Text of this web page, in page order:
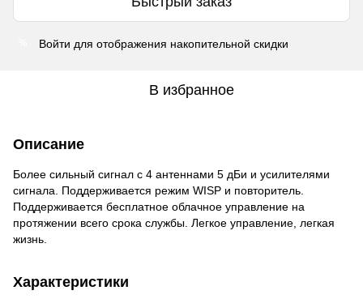
Войти для отображения накопительной скидки
В избранное
Описание
Более сильный сигнал с 4 антеннами 5 дБи и усилителями
сигнала. Поддерживается режим WISP и повторитель.
Поддерживается бесплатное облачное управление на
протяжении всего срока службы. Легкое управление, легкая
жизнь.
Характеристики